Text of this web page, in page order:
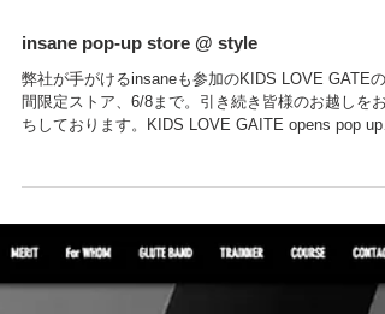
insane pop-up store @ style
弊社が手がけるinsaneも参加のKIDS LOVE GATEの
store (from 25th,May to 8th June) with...